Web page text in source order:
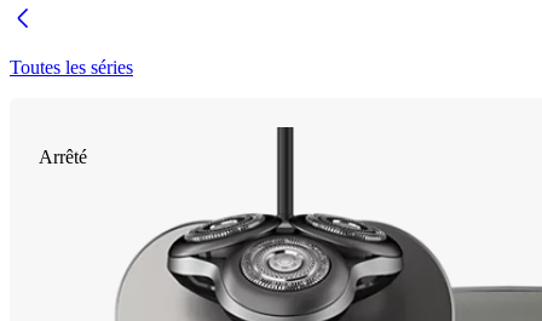
Toutes les séries
Arrêté